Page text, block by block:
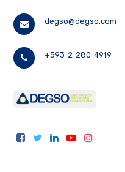
degso@degso.com
+593 2 280 4919